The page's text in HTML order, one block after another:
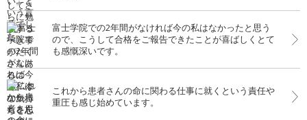
富士学院での2年間がなければ今の私はなかったと思う
ので、こうして合格をご報告できたことが喜ばしくとて
も感慨深いです。
これから患者さんの命に関わる仕事に就くという責任や
重圧も感じ始めています。